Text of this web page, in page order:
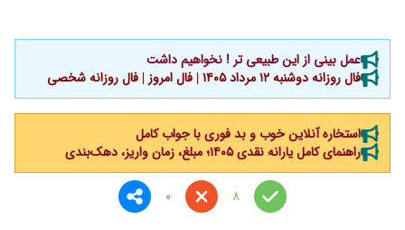
عمل بینی از این طبیعی تر ! نخواهیم داشت
فال روزانه دوشنبه ۱۲ مرداد ۱۴۰۵ | فال امروز | فال روزانه شخصی
استخاره آنلاین خوب و بد فوری با جواب کامل
راهنمای کامل یارانه نقدی ۱۴۰۵؛ مبلغ، زمان واریز، دهک‌بندی
8
0